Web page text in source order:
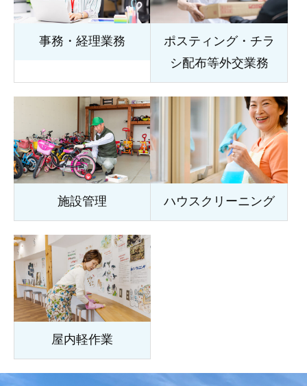
事務・経理業務
ポスティング・チラ
シ配布等外交業務
施設管理 ハウスクリーニング
屋内軽作業